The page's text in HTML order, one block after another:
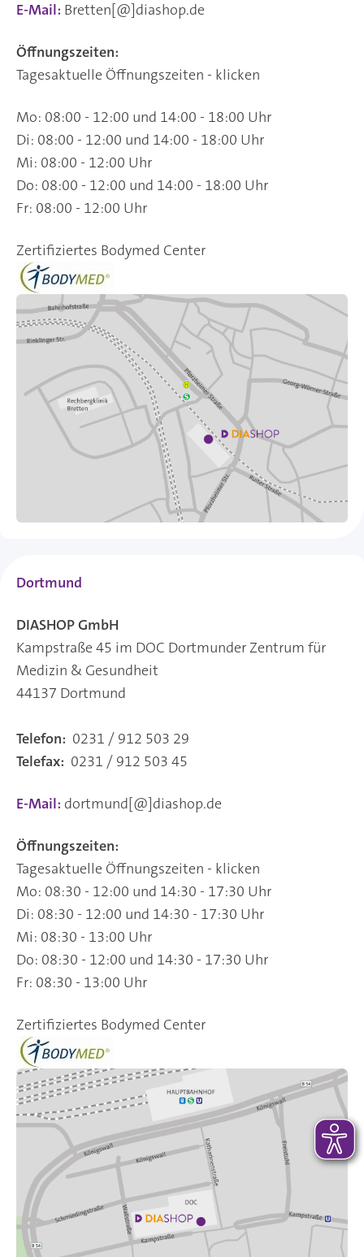
E-Mail: Bretten[@]diashop.de
Öffnungszeiten:
Tagesaktuelle Öffnungszeiten - klicken
Mo: 08:00 - 12:00 und 14:00 - 18:00 Uhr
Di: 08:00 - 12:00 und 14:00 - 18:00 Uhr
Mi: 08:00 - 12:00 Uhr
Do: 08:00 - 12:00 und 14:00 - 18:00 Uhr
Fr: 08:00 - 12:00 Uhr
Zertifiziertes Bodymed Center
Dortmund
DIASHOP GmbH
Kampstraße 45 im DOC Dortmunder Zentrum für
Medizin & Gesundheit
44137 Dortmund
Telefon: 0231 / 912 503 29
Telefax: 0231 / 912 503 45
E-Mail: dortmund[@]diashop.de
Öffnungszeiten:
Tagesaktuelle Öffnungszeiten - klicken
Mo: 08:30 - 12:00 und 14:30 - 17:30 Uhr
Di: 08:30 - 12:00 und 14:30 - 17:30 Uhr
Mi: 08:30 - 13:00 Uhr
Do: 08:30 - 12:00 und 14:30 - 17:30 Uhr
Fr: 08:30 - 13:00 Uhr
Zertifiziertes Bodymed Center